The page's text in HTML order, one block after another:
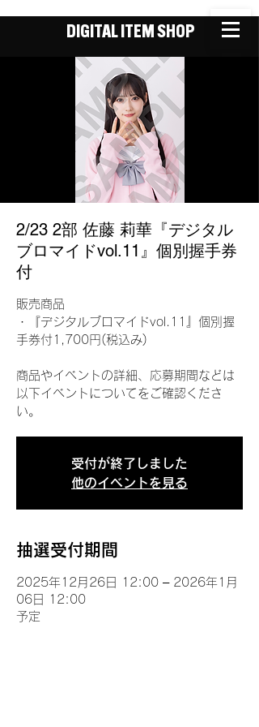
DIGITAL ITEM SHOP
2/23 2部 佐藤 莉華『デジタル
ブロマイドvol.11』個別握手券
付
販売商品
・『デジタルブロマイドvol.11』個別握
手券付1,700円(税込み)
商品やイベントの詳細、応募期間などは
以下イベントについてをご確認くださ
い。
受付が終了しました
他のイベントを見る
抽選受付期間
2025年12月26日 12:00 – 2026年1月
06日 12:00
予定